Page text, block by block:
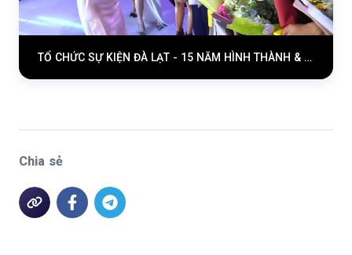
TỔ CHỨC SỰ KIỆN ĐÀ LẠT - 15 NĂM HÌNH THÀNH & PHÁT TRIỂN - HỒ THIÊN HÀ EVENT DALAT
Chia sẻ